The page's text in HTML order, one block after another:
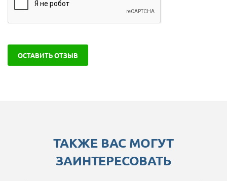
ОСТАВИТЬ ОТЗЫВ
ТАКЖЕ ВАС МОГУТ
ЗАИНТЕРЕСОВАТЬ